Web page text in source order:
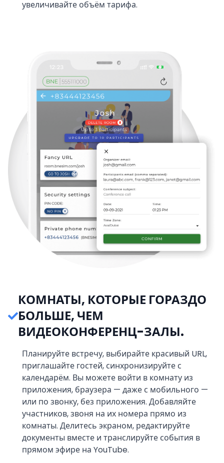
увеличивайте объём тарифа.
КОМНАТЫ, КОТОРЫЕ ГОРАЗДО
БОЛЬШЕ, ЧЕМ
ВИДЕОКОНФЕРЕНЦ-ЗАЛЫ.
Планируйте встречу, выбирайте красивый URL,
приглашайте гостей, синхронизируйте с
календарём. Вы можете войти в комнату из
приложения, браузера — даже с мобильного —
или по звонку, без приложения. Добавляйте
участников, звоня на их номера прямо из
комнаты. Делитесь экраном, редактируйте
документы вместе и транслируйте события в
прямом эфире на YouTube.